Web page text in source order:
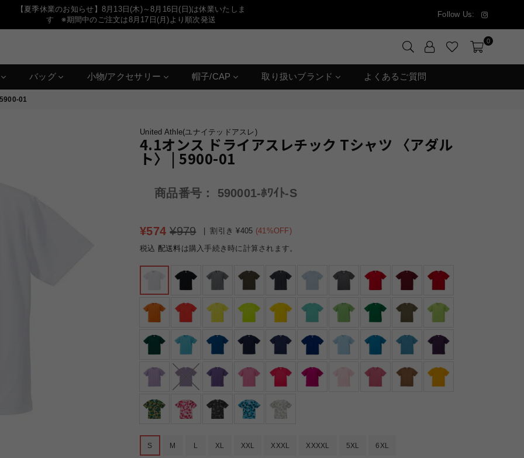
【夏季休業のお知らせ】8月13日(木)～8月16日(日)は休業いたしま
す ※期間中のご注文は8月17日(月)より順次発送
Follow Us: Instagram
0
バッグ 小物/アクセサリー 帽子/CAP 取り扱いブランド よくあるご質問
01
United Athle(ユナイテッドアスレ)
4.1オンス ドライアスレチック Tシャツ 〈アダル
ト〉 | 5900-01
商品番号： 590001-ﾎﾜｲﾄ-S
定
価
¥574 ¥979 割引き ¥405 (41%OFF)
税込 配送料は購入手続き時に計算されます。
S M L XL XXL XXXL XXXXL 5XL 6XL